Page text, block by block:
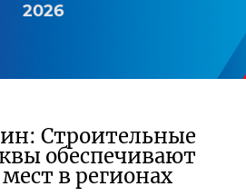
2026
Строительные
обеспечивают
в регионах